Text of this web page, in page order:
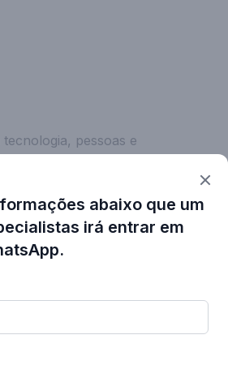
pessoas e
SOLUÇÕES
Delivery & Retirada
Supermercados
abaixo que um
irá entrar em